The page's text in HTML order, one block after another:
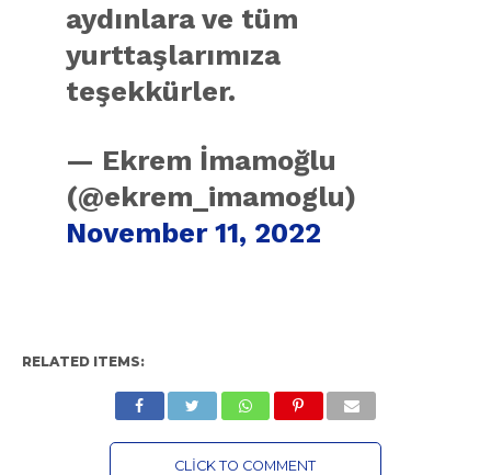
aydınlara ve tüm
yurttaşlarımıza
teşekkürler.
— Ekrem İmamoğlu
(@ekrem_imamoglu)
November 11, 2022
RELATED ITEMS:
CLICK TO COMMENT